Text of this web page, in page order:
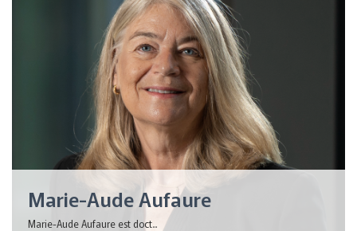
Marie-Aude Aufaure
Marie-Aude Aufaure est doct...